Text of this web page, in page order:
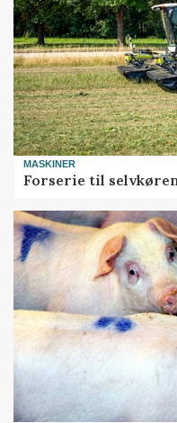
MASKINER
Forserie til